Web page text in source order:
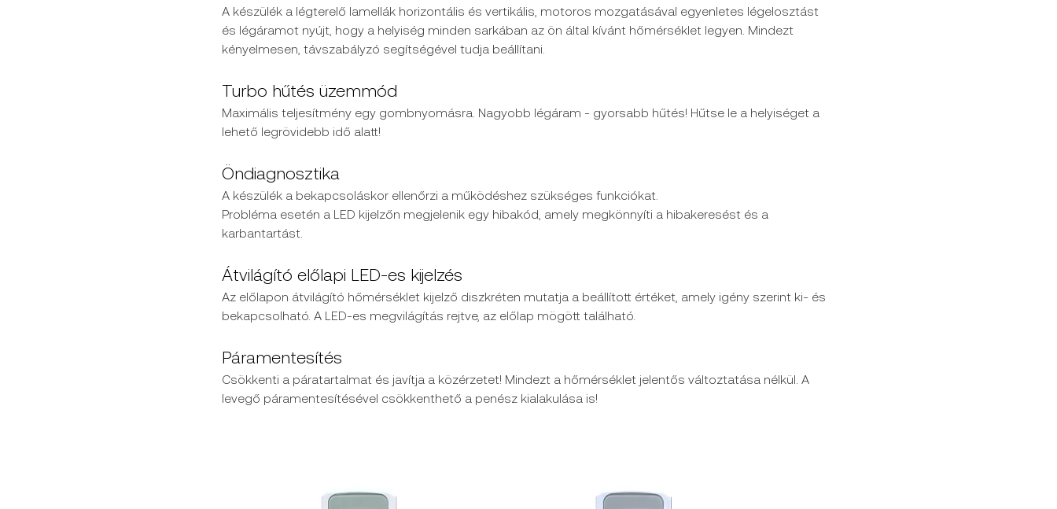
A készülék a légterelő lamellák horizontális és vertikális, motoros mozgatásával egyenletes légelosztást
és légáramot nyújt, hogy a helyiség minden sarkában az ön által kívánt hőmérséklet legyen. Mindezt
kényelmesen, távszabályzó segítségével tudja beállítani.
Turbo hűtés üzemmód
Maximális teljesítmény egy gombnyomásra. Nagyobb légáram - gyorsabb hűtés! Hűtse le a helyiséget a
lehető legrövidebb idő alatt!
Öndiagnosztika
A készülék a bekapcsoláskor ellenőrzi a működéshez szükséges funkciókat.
Probléma esetén a LED kijelzőn megjelenik egy hibakód, amely megkönnyíti a hibakeresést és a
karbantartást.
Átvilágító előlapi LED-es kijelzés
Az előlapon átvilágító hőmérséklet kijelző diszkréten mutatja a beállított értéket, amely igény szerint ki- és
bekapcsolható. A LED-es megvilágítás rejtve, az előlap mögött található.
Páramentesítés
Csökkenti a páratartalmat és javítja a közérzetet! Mindezt a hőmérséklet jelentős változtatása nélkül. A
levegő páramentesítésével csökkenthető a penész kialakulása is!